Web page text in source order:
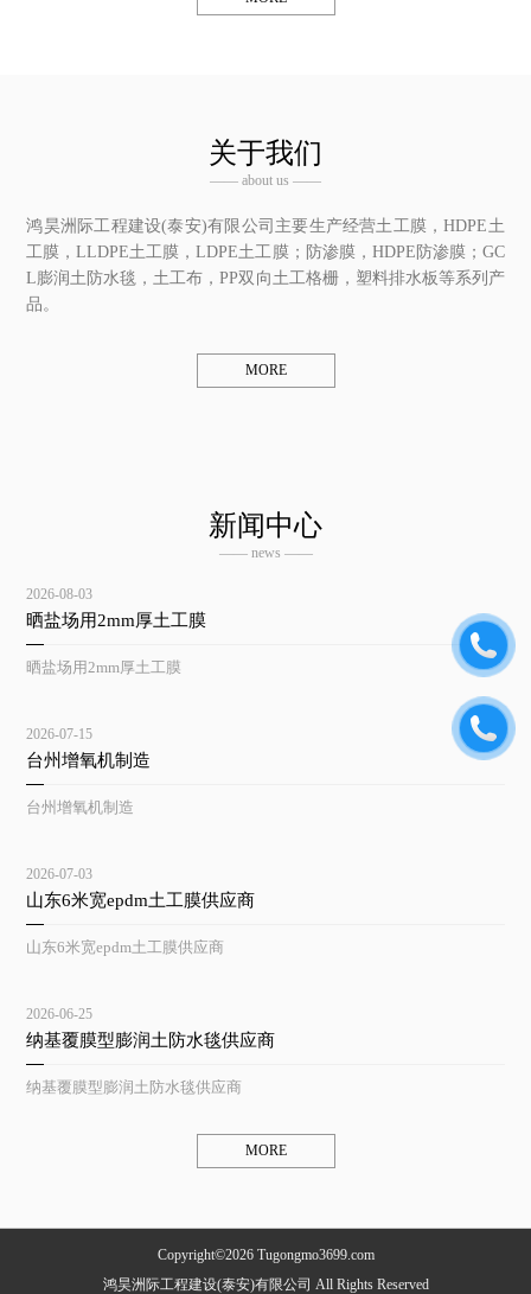
关于我们
—— about us ——
鸿昊洲际工程建设(泰安)有限公司 主要生产经营土工膜，HDPE土
工膜，LLDPE土工膜，LDPE土工膜；防渗膜，HDPE防渗膜；GC
L膨润土防水毯，土工布，PP双向土工格栅，塑料排水板等系列产
品。
MORE
新闻中心
—— news ——
2026-08-03
晒盐场用2mm厚土工膜
晒盐场用2mm厚土工膜
2026-07-15
台州增氧机制造
台州增氧机制造
2026-07-03
山东6米宽epdm土工膜供应商
山东6米宽epdm土工膜供应商
2026-06-25
纳基覆膜型膨润土防水毯供应商
纳基覆膜型膨润土防水毯供应商
MORE
Copyright©2026 Tugongmo3699.com
鸿昊洲际工程建设(泰安)有限公司 All Rights Reserved